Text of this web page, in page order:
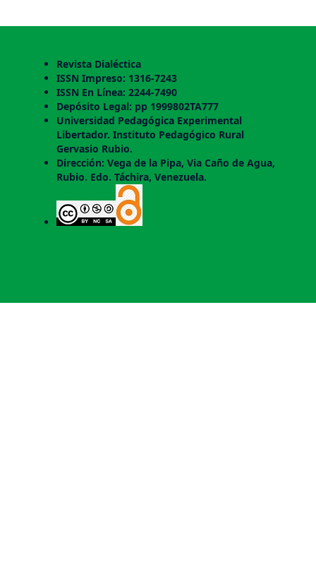
Revista Dialéctica
ISSN Impreso: 1316-7243
ISSN En Línea: 2244-7490
Depósito Legal: pp 1999802TA777
Universidad Pedagógica Experimental
Libertador. Instituto Pedagógico Rural
Gervasio Rubio.
Dirección: Vega de la Pipa, Via Caño de Agua,
Rubio. Edo. Táchira, Venezuela.